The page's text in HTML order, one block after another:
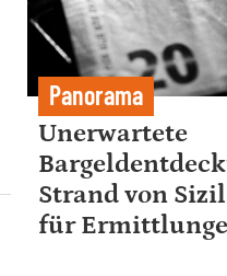
Panorama
Unerwartete
Strand von
für